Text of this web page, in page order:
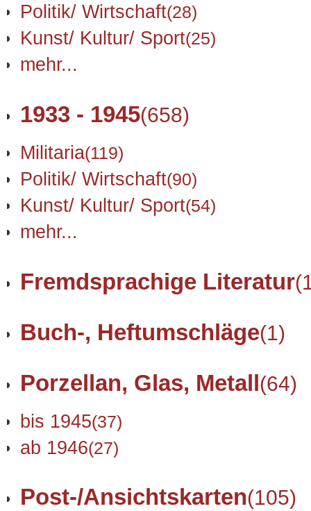
Politik/ Wirtschaft(28)
Kunst/ Kultur/ Sport(25)
mehr...
1933 - 1945(658)
Militaria(119)
Politik/ Wirtschaft(90)
Kunst/ Kultur/ Sport(54)
mehr...
Fremdsprachige Literatur
Buch-, Heftumschläge(1)
Porzellan, Glas, Metall(64)
bis 1945(37)
ab 1946(27)
Post-/Ansichtskarten(105)